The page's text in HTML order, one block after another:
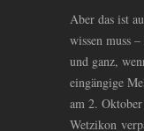
Aber das ist
wissen muss
und ganz,
eingängige
am 2.
Wetzikon